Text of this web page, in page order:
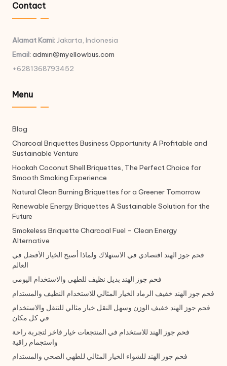
Contact
Alamat Kami:Jakarta, Indonesia
Email:admin@myellowbus.com
+6281368793452
Menu
Blog
Charcoal Briquettes Business Opportunity A Profitable and
Sustainable Venture
Hookah Coconut Shell Briquettes, The Perfect Choice for
Smooth Smoking Experience
Natural Clean Burning Briquettes for a Greener Tomorrow
Renewable Energy Briquettes A Sustainable Solution for the
Future
Smokeless Briquette Charcoal Fuel – Clean Energy
Alternative
فحم جوز الهند اقتصادي في الاستهلاك ولماذا أصبح الخيار الأفضل في
العالم
فحم جوز الهند بديل نظيف للطهي والاستخدام اليومي
فحم جوز الهند خفيف الرماد الخيار المثالي للاستخدام النظيف والمستدام
فحم جوز الهند خفيف الوزن وسهل النقل خيار مثالي للتنقل والاستخدام
في كل مكان
فحم جوز الهند للاستخدام في المنتجعات خيار فاخر لتجربة راحة
واستجمام راقية
فحم جوز الهند للشواء الخيار المثالي للطهي الصحي والمستدام